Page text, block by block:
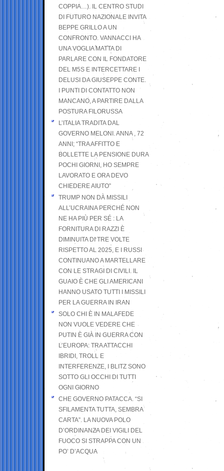
COPPIA…). IL CENTRO STUDI
DI FUTURO NAZIONALE INVITA
BEPPE GRILLO A UN
CONFRONTO. VANNACCI HA
UNA VOGLIA MATTA DI
PARLARE CON IL FONDATORE
DEL M5S E INTERCETTARE I
DELUSI DA GIUSEPPE CONTE.
I PUNTI DI CONTATTO NON
MANCANO, A PARTIRE DALLA
POSTURA FILORUSSA
L’ITALIA TRADITA DAL
GOVERNO MELONI. ANNA , 72
ANNI; “TRA AFFITTO E
BOLLETTE LA PENSIONE DURA
POCHI GIORNI, HO SEMPRE
LAVORATO E ORA DEVO
CHIEDERE AIUTO”
TRUMP NON DÀ MISSILI
ALL’UCRAINA PERCHÉ NON
NE HA PIÙ PER SÉ : LA
FORNITURA DI RAZZI È
DIMINUITA DI TRE VOLTE
RISPETTO AL 2025, E I RUSSI
CONTINUANO A MARTELLARE
CON LE STRAGI DI CIVILI. IL
GUAIO È CHE GLI AMERICANI
HANNO USATO TUTTI I MISSILI
PER LA GUERRA IN IRAN
SOLO CHI È IN MALAFEDE
NON VUOLE VEDERE CHE
PUTIN È GIÀ IN GUERRA CON
L’EUROPA: TRA ATTACCHI
IBRIDI, TROLL E
INTERFERENZE, I BLITZ SONO
SOTTO GLI OCCHI DI TUTTI
OGNI GIORNO
CHE GOVERNO PATACCA. “SI
SFILAMENTA TUTTA, SEMBRA
CARTA”. LA NUOVA POLO
D’ORDINANZA DEI VIGILI DEL
FUOCO SI STRAPPA CON UN
PO’ D’ACQUA